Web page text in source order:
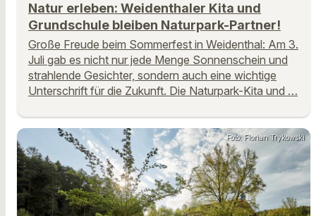
Natur erleben: Weidenthaler Kita und
Grundschule bleiben Naturpark-Partner!
Große Freude beim Sommerfest in Weidenthal: Am 3.
Juli gab es nicht nur jede Menge Sonnenschein und
strahlende Gesichter, sondern auch eine wichtige
Unterschrift für die Zukunft. Die Naturpark-Kita und …
Foto: Florian Trykowski